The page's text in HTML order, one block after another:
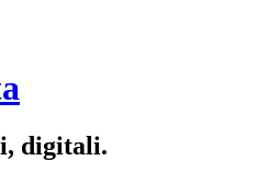
digitali.